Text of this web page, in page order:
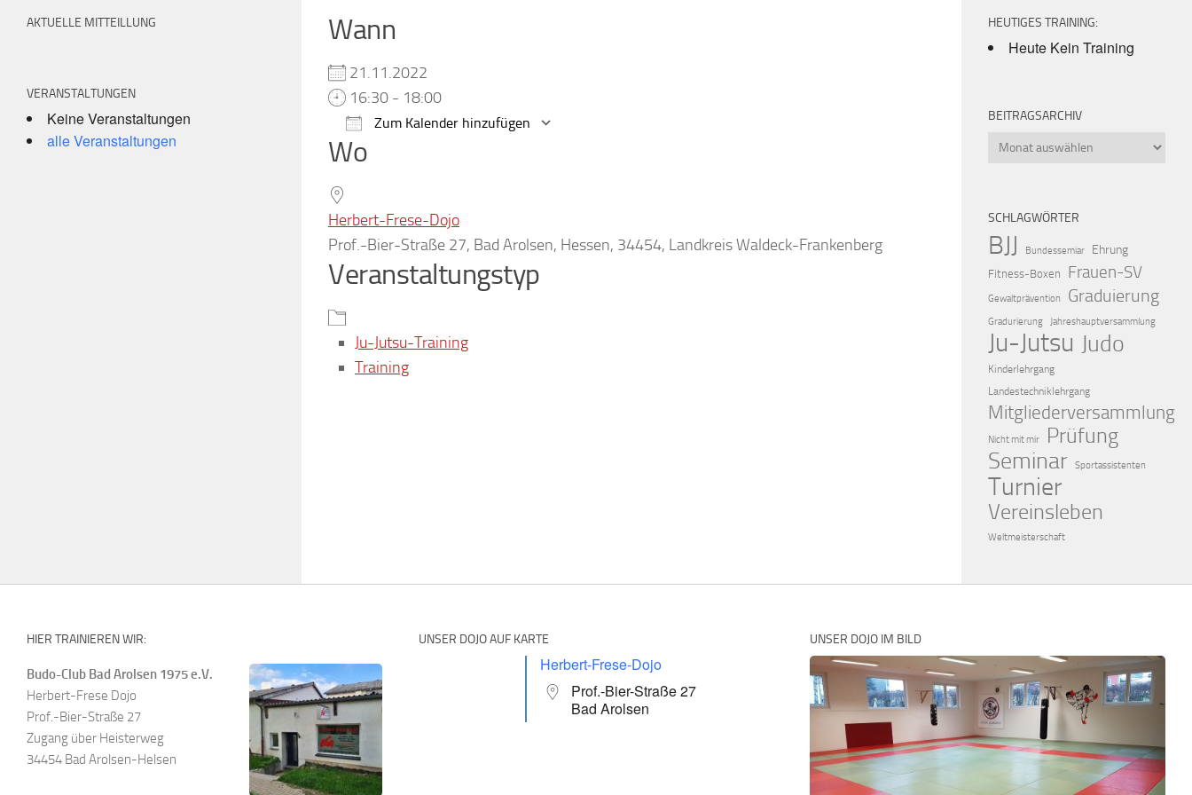
Wann
21.11.2022
16:30 - 18:00
Zum Kalender hinzufügen
ICS herunterladen
Wo
Herbert-Frese-Dojo
Prof.-Bier-Straße 27, Bad Arolsen, Hessen, 34454, Landkreis Waldeck-Frankenberg
Veranstaltungstyp
Ju-Jutsu-Training
Training
AKTUELLE MITTEILLUNG
VERANSTALTUNGEN
Keine Veranstaltungen
alle Veranstaltungen
HEUTIGES TRAINING:
Heute Kein Training
BEITRAGSARCHIV
Beitragsarchiv
SCHLAGWÖRTER
BJJ Bundessemiar Ehrung
Fitness-Boxen Frauen-SV
Gewaltprävention Graduierung
Gradurierung Jahreshauptversammlung
Ju-Jutsu Judo
Kinderlehrgang
Landestechniklehrgang
Mitgliederversammlung
Nicht mit mir Prüfung
Seminar Sportassistenten
Turnier
Vereinsleben
Weltmeisterschaft
HIER TRAINIEREN WIR:
Budo-Club Bad Arolsen 1975 e.V.
Herbert-Frese Dojo
Prof.-Bier-Straße 27
Zugang über Heisterweg
34454 Bad Arolsen-Helsen
UNSER DOJO AUF KARTE
Herbert-Frese-Dojo
Prof.-Bier-Straße 27
Bad Arolsen
UNSER DOJO IM BILD